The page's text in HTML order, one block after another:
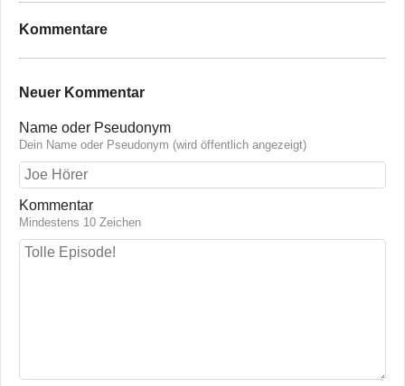
Kommentare
Neuer Kommentar
Name oder Pseudonym
Dein Name oder Pseudonym (wird öffentlich angezeigt)
Kommentar
Mindestens 10 Zeichen